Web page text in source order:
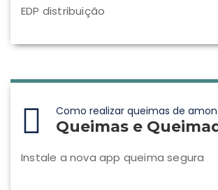
EDP distribuição
Como realizar queimas de
Queimas e
Instale a nova app queima segura